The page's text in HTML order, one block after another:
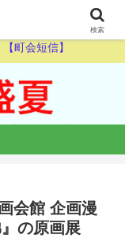
休日当番医】
【町会短信】
会館 企画漫
の原画展
検索